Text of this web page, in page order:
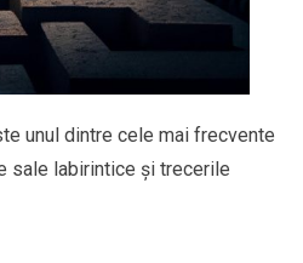
unul dintre cele mai frecvente
sale labirintice și trecerile